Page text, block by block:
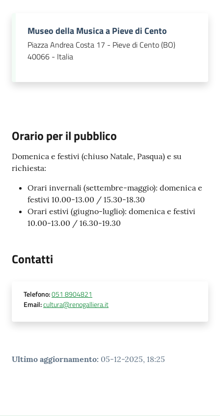
Museo della Musica a Pieve di Cento
Piazza Andrea Costa 17 - Pieve di Cento (BO)
40066 - Italia
Orario per il pubblico
Domenica e festivi (chiuso Natale, Pasqua) e su
richiesta:
Orari invernali (settembre-maggio): domenica e
festivi 10.00-13.00 / 15.30-18.30
Orari estivi (giugno-luglio): domenica e festivi
10.00-13.00 / 16.30-19.30
Contatti
Telefono:051 8904821
Email:cultura@renogalliera.it
Ultimo aggiornamento: 05-12-2025, 18:25